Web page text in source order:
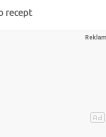
recept